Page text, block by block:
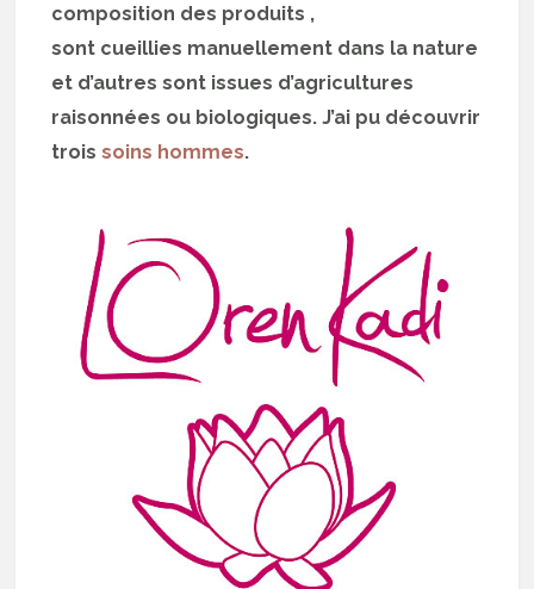
composition des produits ,
sont cueillies manuellement dans la nature
et d’autres sont issues d’agricultures
raisonnées ou biologiques. J’ai pu découvrir
troissoins hommes.